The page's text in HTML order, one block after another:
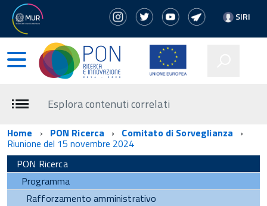
SIRI
Esplora contenuti correlati
Home PON Ricerca Comitato di Sorveglianza
Riunione del 15 novembre 2024
PON Ricerca
Programma
Rafforzamento amministrativo